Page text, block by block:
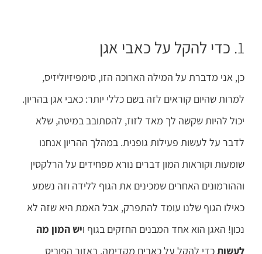
1. כדי להקל על כאבי אגן
כן, אני מדברת על המילה הארוכה הזו, סימפיזיוליזיס,
למרות שהיום קוראים לזה בשם כללי יותר: כאבי אגן בהריון.
יכול להיות שקשה לך מאד לזוז, להסתובב במיטה, שלא
לדבר על לעשות פעילות גופנית. במהלך ההריון אנחנו
שומעות וקוראות המון דברים נורא מפחידים על הרלקסין
וההורמונים האחרים שמכינים את הגוף ללידה וזה נשמע
כאילו הגוף שלנו עומד להתפרק, אבל האמת היא שזה לא
נכון! האגן הוא אחד המבנים החזקים בגוף ויש המון מה
לעשותכדי להקל על כאבים מקדימה, באזור הפוביס